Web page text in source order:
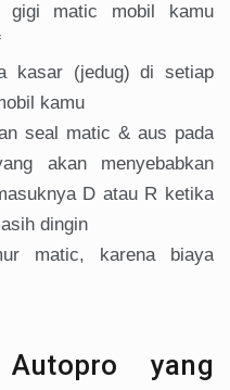
gigi matic mobil kamu
kasar (jedug) di setiap
kamu
seal matic & aus pada
akan menyebabkan
D atau R ketika
dingin
matic, karena biaya
yang